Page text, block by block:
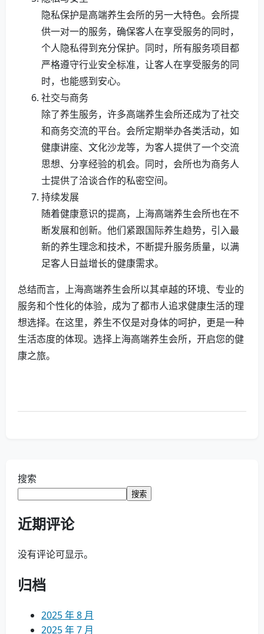
隐私保护是高端养生会所的另一大特色。会所提
供一对一的服务，确保客人在享受服务的同时，
个人隐私得到充分保护。同时，所有服务项目都
严格遵守行业安全标准，让客人在享受服务的同
时，也能感到安心。
社交与商务
除了养生服务，许多高端养生会所还成为了社交
和商务交流的平台。会所定期举办各类活动，如
健康讲座、文化沙龙等，为客人提供了一个交流
思想、分享经验的机会。同时，会所也为商务人
士提供了洽谈合作的私密空间。
持续发展
随着健康意识的提高，上海高端养生会所也在不
断发展和创新。他们紧跟国际养生趋势，引入最
新的养生理念和技术，不断提升服务质量，以满
足客人日益增长的健康需求。
总结而言，上海高端养生会所以其卓越的环境、专业的
服务和个性化的体验，成为了都市人追求健康生活的理
想选择。在这里，养生不仅是对身体的呵护，更是一种
生活态度的体现。选择上海高端养生会所，开启您的健
康之旅。
搜索
搜索
近期评论
没有评论可显示。
归档
2025 年 8 月
2025 年 7 月